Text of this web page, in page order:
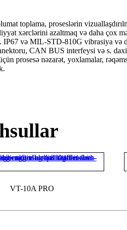
toplama, proseslərin
xərclərini azaltmaq və daha çox
IP67 və MIL-STD-810G vibrasiya
CAN BUS interfeysi və s.
prosesə nəzarət, yoxlamalar,
VT-10A PRO